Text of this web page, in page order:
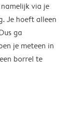
via je
Je hoeft alleen
ga
je meteen in
borrel te